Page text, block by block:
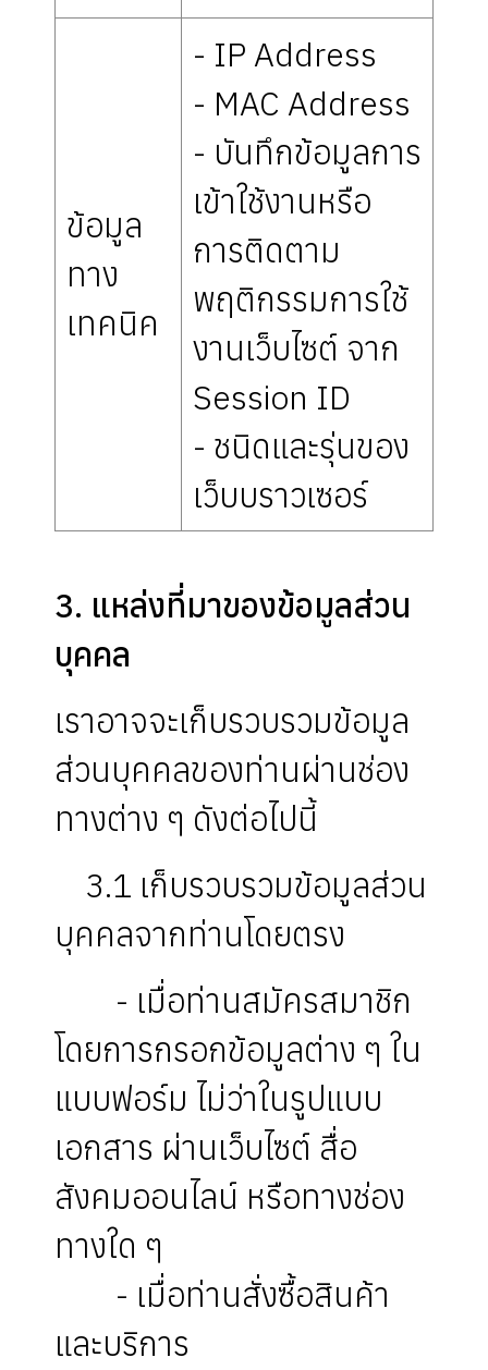
ข้อมูล
ทาง
เทคนิค
- IP Address
- MAC Address
- บันทึกข้อมูลการ
เข้าใช้งานหรือ
การติดตาม
พฤติกรรมการใช้
งานเว็บไซต์ จาก
Session ID
- ชนิดและรุ่นของ
เว็บบราวเซอร์
3. แหล่งที่มาของข้อมูลส่วน
บุคคล
เราอาจจะเก็บรวบรวมข้อมูล
ส่วนบุคคลของท่านผ่านช่อง
ทางต่าง ๆ ดังต่อไปนี้
3.1 เก็บรวบรวมข้อมูลส่วน
บุคคลจากท่านโดยตรง
- เมื่อท่านสมัครสมาชิก
โดยการกรอกข้อมูลต่าง ๆ ใน
แบบฟอร์ม ไม่ว่าในรูปแบบ
เอกสาร ผ่านเว็บไซต์ สื่อ
สังคมออนไลน์ หรือทางช่อง
ทางใด ๆ
- เมื่อท่านสั่งซื้อสินค้า
และบริการ